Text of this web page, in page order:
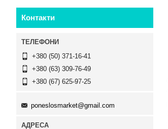
Контакти
+380 (50) 371-16-41
+380 (63) 309-76-49
+380 (67) 625-97-25
poneslosmarket@gmail.com